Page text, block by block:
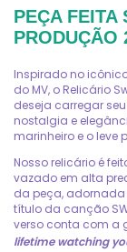
PEÇA FEITA
PRODUÇÃO
Inspirado no
do MV, o Relicário
deseja carregar
nostalgia e
marinheiro e o leve
Nosso relicário é
vazado em alta
da peça,
título da canção
verso conta com a
lifetime watching